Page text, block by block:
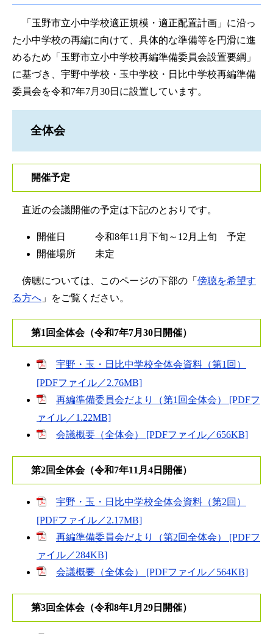
「玉野市立小中学校適正規模・適正配置計画」に沿っ
た小中学校の再編に向けて、具体的な準備等を円滑に進
めるため「玉野市立小中学校再編準備委員会設置要綱」
に基づき、宇野中学校・玉中学校・日比中学校再編準備
委員会を令和7年7月30日に設置しています。
全体会
開催予定
直近の会議開催の予定は下記のとおりです。
開催日 令和8年11月下旬～12月上旬 予定
開催場所 未定
傍聴については、このページの下部の「 傍聴を希望す
る方へ 」をご覧ください。​
第1回全体会（令和7年7月30日開催）
宇野・玉・日比中学校全体会資料（第1回）
[PDFファイル／2.76MB]
再編準備委員会だより（第1回全体会） [PDFフ
ァイル／1.22MB]
会議概要（全体会） [PDFファイル／656KB]
第2回全体会（令和7年11月4日開催）
宇野・玉・日比中学校全体会資料（第2回）
[PDFファイル／2.17MB]
再編準備委員会だより（第2回全体会） [PDFフ
ァイル／284KB]
会議概要（全体会） [PDFファイル／564KB]
第3回全体会（令和8年1月29日開催）